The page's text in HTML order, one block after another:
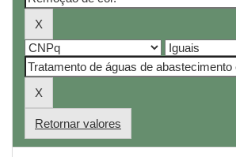
Retornar valores